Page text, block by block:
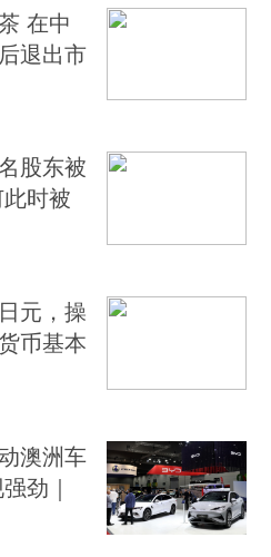
在中
退出市
股东被
时被
元，操
币基本
澳洲车
劲｜